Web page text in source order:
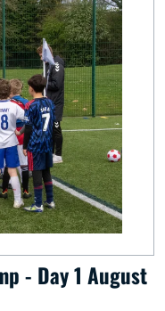
- Day 1 August